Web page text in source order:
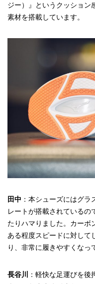
ジー）』というクッション
素材を搭載しています。
田中 ：本シューズにはグ
レートが搭載されているの
たりハマりました。カーボ
ある程度スピードに対して
り、非常に履きやすくなっ
長谷川
：軽快な足運びを